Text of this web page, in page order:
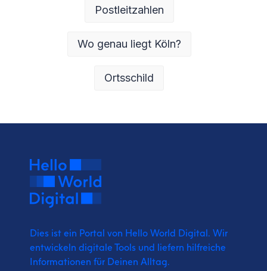
Postleitzahlen
Wo genau liegt Köln?
Ortsschild
Dies ist ein Portal von Hello World Digital. Wir
entwickeln digitale Tools und liefern hilfreiche
Informationen für Deinen Alltag.